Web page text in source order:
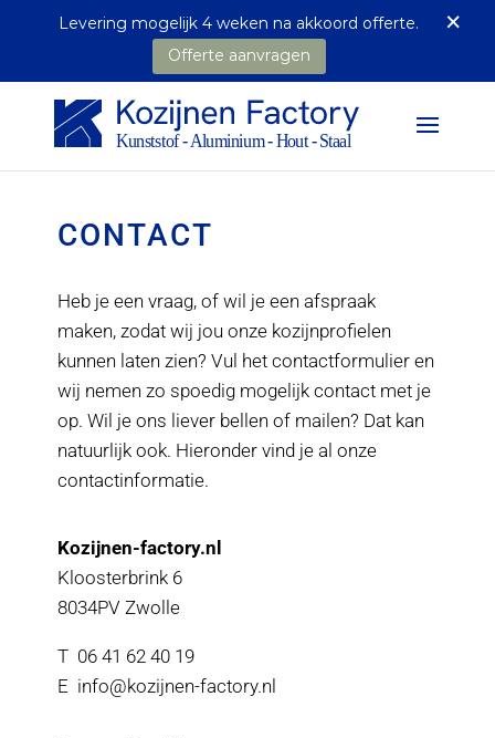
CONTACT
Heb je een vraag, of wil je een afspraak
maken, zodat wij jou onze kozijnprofielen
kunnen laten zien? Vul het contactformulier en
wij nemen zo spoedig mogelijk contact met je
op. Wil je ons liever bellen of mailen? Dat kan
natuurlijk ook. Hieronder vind je al onze
contactinformatie.
Kozijnen-factory.nl
Kloosterbrink 6
8034PV Zwolle
T 06 41 62 40 19
E info@kozijnen-factory.nl
Levering mogelijk 4 weken na akkoord offerte.
Offerte aanvragen
×